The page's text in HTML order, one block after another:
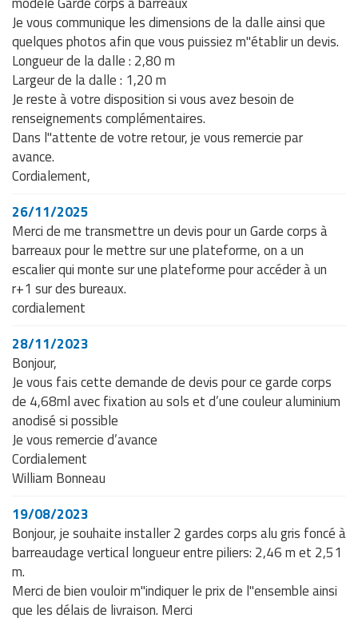
Je vous communique les dimensions de la dalle ainsi que
quelques photos afin que vous puissiez m"établir un devis.
Longueur de la dalle : 2,80 m
Largeur de la dalle : 1,20 m
Je reste à votre disposition si vous avez besoin de
renseignements complémentaires.
Dans l"attente de votre retour, je vous remercie par
avance.
Cordialement,
26/11/2025
Merci de me transmettre un devis pour un Garde corps à
barreaux pour le mettre sur une plateforme, on a un
escalier qui monte sur une plateforme pour accéder à un
r+1 sur des bureaux.
cordialement
28/11/2023
Bonjour,
Je vous fais cette demande de devis pour ce garde corps
de 4,68ml avec fixation au sols et d’une couleur aluminium
anodisé si possible
Je vous remercie d’avance
Cordialement
William Bonneau
19/08/2023
Bonjour, je souhaite installer 2 gardes corps alu gris foncé à
barreaudage vertical longueur entre piliers: 2,46 m et 2,51
m.
Merci de bien vouloir m"indiquer le prix de l"ensemble ainsi
que les délais de livraison. Merci